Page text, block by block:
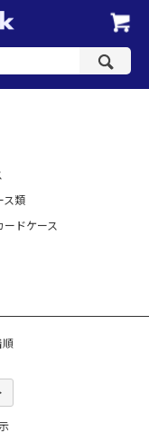
ス類
ードケース
順